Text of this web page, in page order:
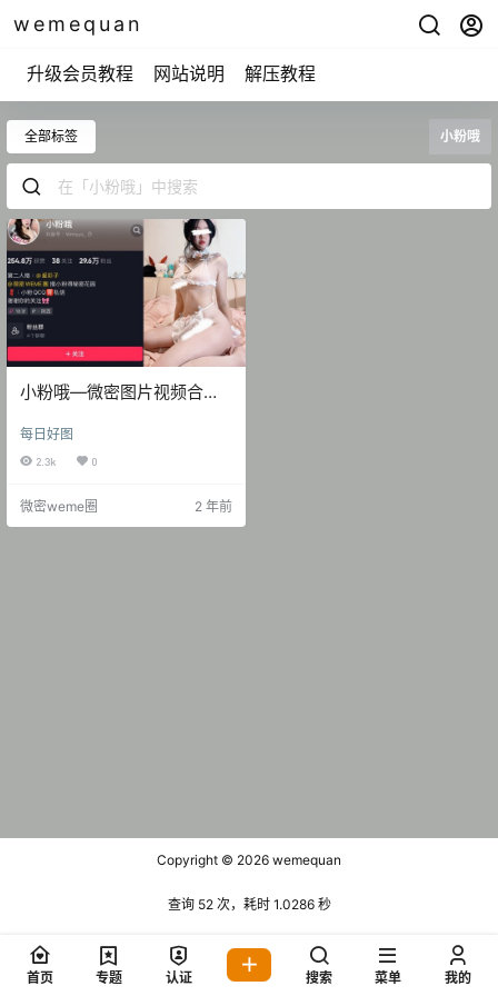
wemequan
升级会员教程 网站说明 解压教程
全部标签 小粉哦
小粉哦—微密图片视频合集
每日好图
2.3k 0
微密weme圈 2 年前
Copyright © 2026 wemequan
查询 52 次，耗时 1.0286 秒
首页 专题 认证 搜索 菜单 我的